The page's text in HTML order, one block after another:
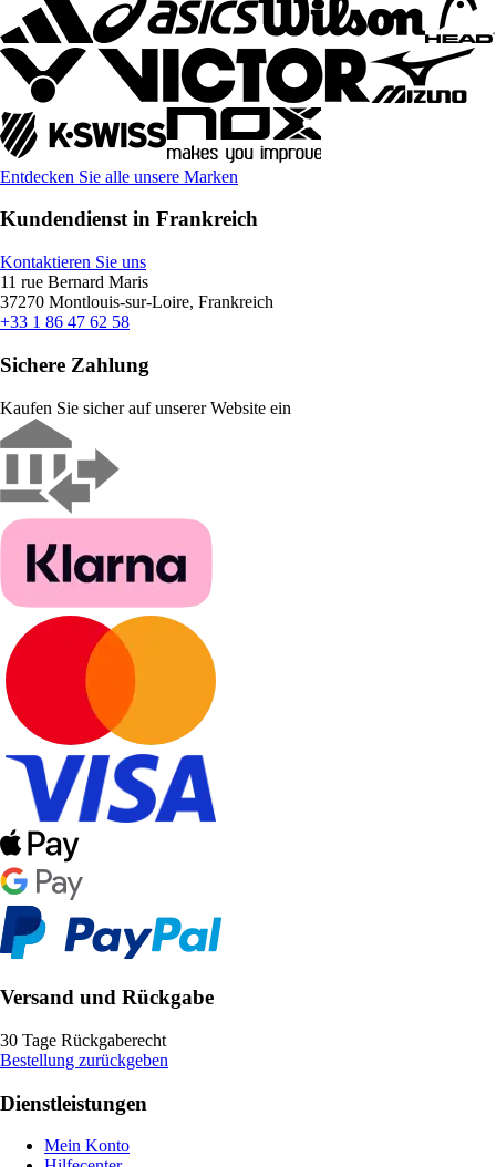
Entdecken Sie alle unsere Marken
Kundendienst in Frankreich
Kontaktieren Sie uns
11 rue Bernard Maris
37270 Montlouis-sur-Loire, Frankreich
+33 1 86 47 62 58
Sichere Zahlung
Kaufen Sie sicher auf unserer Website ein
Versand und Rückgabe
30 Tage Rückgaberecht
Bestellung zurückgeben
Dienstleistungen
Mein Konto